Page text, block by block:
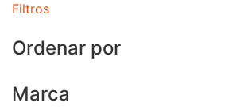
Filtros
Ordenar por
Marca